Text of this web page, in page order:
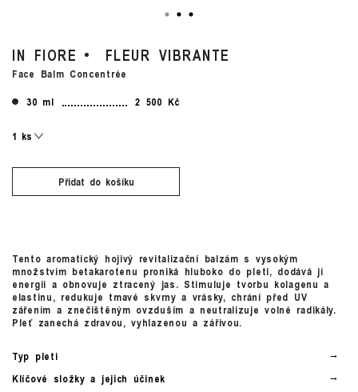
IN FIORE FLEUR VIBRANTE
Face Balm Concentrée
30 ml
2 500 Kč
Přidat do košíku
Tento aromatický hojivý revitalizační balzám s vysokým
množstvím betakarotenu proniká hluboko do pleti, dodává jí
energii a obnovuje ztracený jas. Stimuluje tvorbu kolagenu a
elastinu, redukuje tmavé skvrny a vrásky, chrání před UV
zářením a znečištěným ovzduším a neutralizuje volné radikály.
Pleť zanechá zdravou, vyhlazenou a zářivou.
Typ pleti
Klíčové složky a jejich účinek